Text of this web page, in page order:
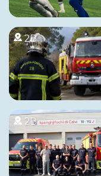
2B
2B